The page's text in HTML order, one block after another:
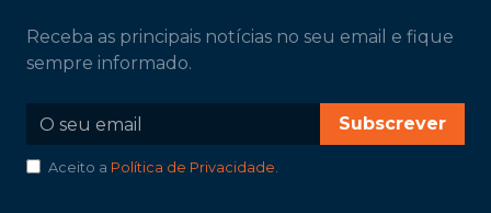
Receba as principais notícias no seu email e fique
sempre informado.
Subscrever
Aceito a Política de Privacidade.